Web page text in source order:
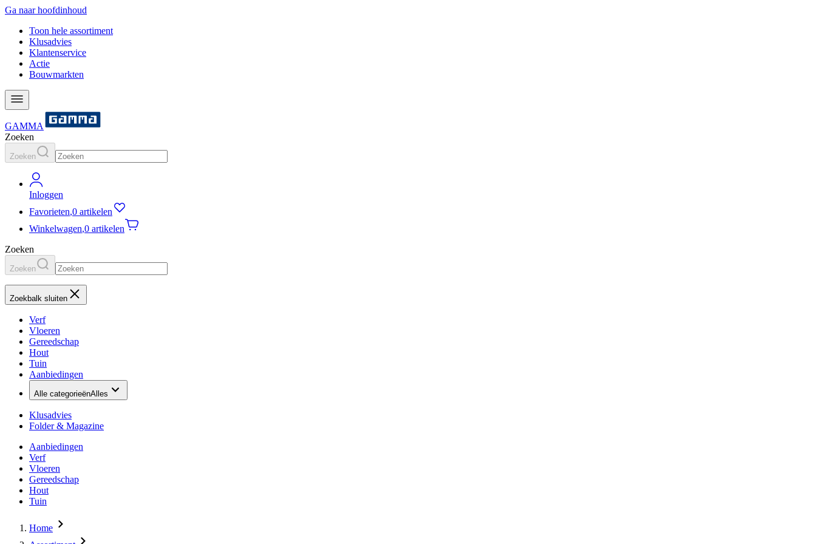
Ga naar hoofdinhoud
Toon hele assortiment
Klusadvies
Klantenservice
Actie
Bouwmarkten
GAMMA
Zoeken
Zoeken
Inloggen
Favorieten,0 artikelen
Winkelwagen,0 artikelen
Zoeken
Zoeken
Zoekbalk sluiten
Verf
Vloeren
Gereedschap
Hout
Tuin
Aanbiedingen
Alle categorieënAlles
Klusadvies
Folder & Magazine
Aanbiedingen
Verf
Vloeren
Gereedschap
Hout
Tuin
Home